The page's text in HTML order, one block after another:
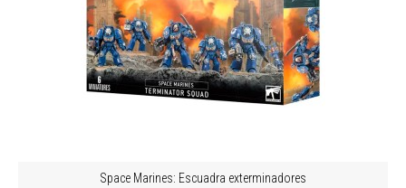
Space Marines: Escuadra exterminadores